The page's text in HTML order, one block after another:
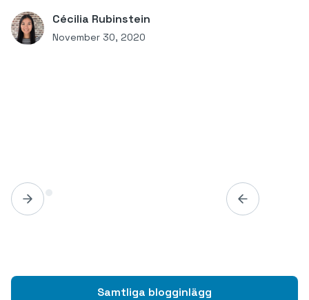
Cécilia Rubinstein
November 30, 2020
Samtliga blogginlägg